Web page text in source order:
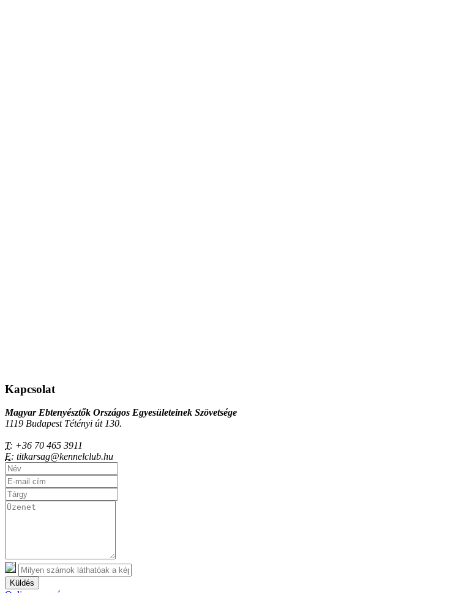
Kapcsolat
Magyar Ebtenyésztők Országos Egyesületeinek Szövetsége
1119 Budapest Tétényi út 130.
T: +36 70 465 3911
E: titkarsag@kennelclub.hu
Küldés